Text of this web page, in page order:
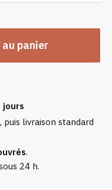
panier
jours
livraison standard
.
24 h.